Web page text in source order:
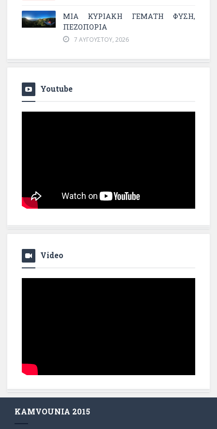
ΜΙΑ ΚΥΡΙΑΚΉ ΓΕΜΆΤΗ ΦΎΣΗ,
ΠΕΖΟΠΟΡΊΑ
7 ΑΥΓΟΎΣΤΟΥ, 2026
Youtube
Video
KAMVOUNIA 2015